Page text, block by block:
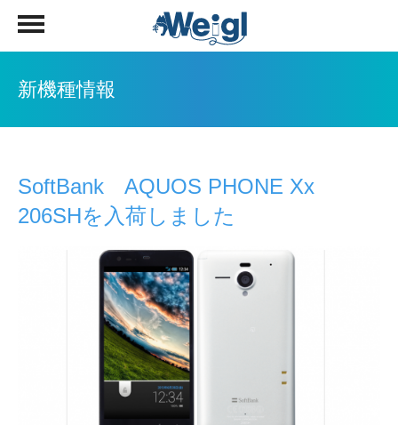
新機種情報
SoftBank AQUOS PHONE Xx
206SHを入荷しました